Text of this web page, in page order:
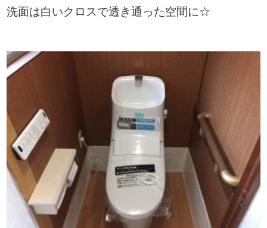
洗面は白いクロスで透き通った空間に☆